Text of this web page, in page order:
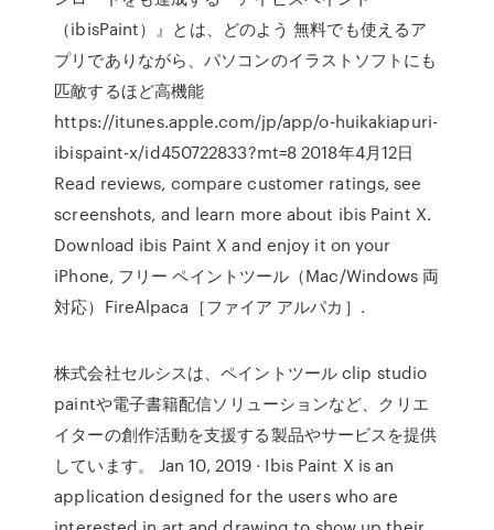
（ibisPaint）』とは、どのよう 無料でも使えるア
プリでありながら、パソコンのイラストソフトにも
匹敵するほど高機能
https://itunes.apple.com/jp/app/o-huikakiapuri-
ibispaint-x/id450722833?mt=8 2018年4月12日
Read reviews, compare customer ratings, see
screenshots, and learn more about ibis Paint X.
Download ibis Paint X and enjoy it on your
iPhone, フリー ペイントツール（Mac/Windows 両
対応）FireAlpaca［ファイア アルパカ］.
株式会社セルシスは、ペイントツール clip studio
paintや電子書籍配信ソリューションなど、クリエ
イターの創作活動を支援する製品やサービスを提供
しています。 Jan 10, 2019 · Ibis Paint X is an
application designed for the users who are